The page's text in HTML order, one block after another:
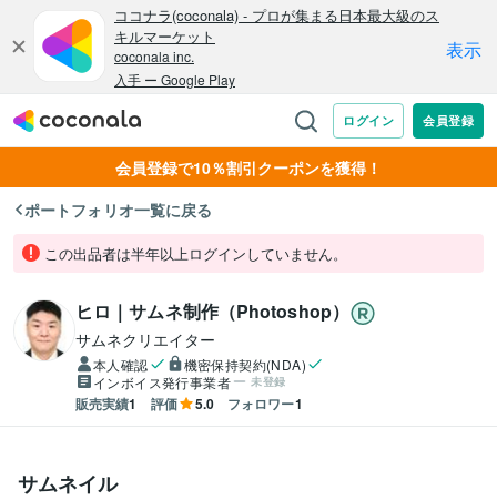
会員登録で10％割引クーポンを獲得！
ポートフォリオ一覧に戻る
この出品者は半年以上ログインしていません。
ヒロ｜サムネ制作（Photoshop）
サムネクリエイター
本人確認
機密保持契約(NDA)
インボイス発行事業者
未登録
販売実績1 評価 5.0 フォロワー1
サムネイル